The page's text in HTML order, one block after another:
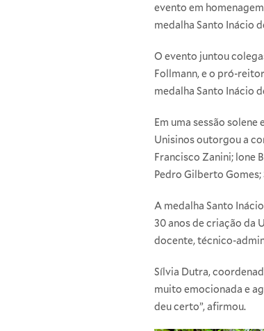
evento em
medalha Santo Inácio
O evento juntou
Follmann, e o pró-
medalha Santo Inácio
Em uma sessão
Unisinos outorgou a
Francisco Zanini; lone
Pedro Gilberto
A medalha Santo
30 anos de criação da
docente, técnico-
Sílvia Dutra,
muito emocionada e
deu certo”, afirmou.